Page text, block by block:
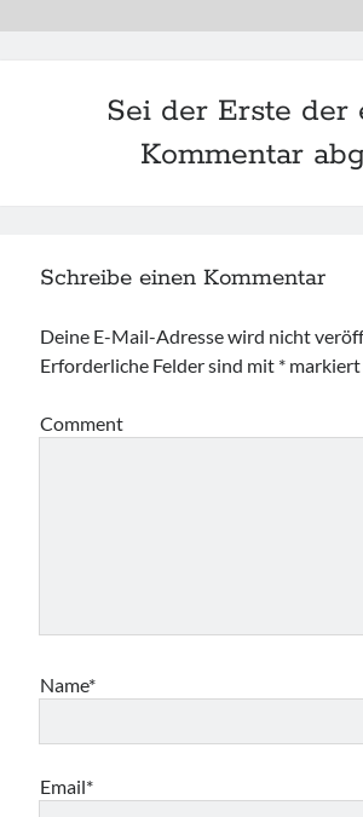
Sei der Erste der
Kommentar
Schreibe einen Kommentar
Deine E-Mail-Adresse wird nicht
Erforderliche Felder sind mit * markiert
Comment
Name*
Email*